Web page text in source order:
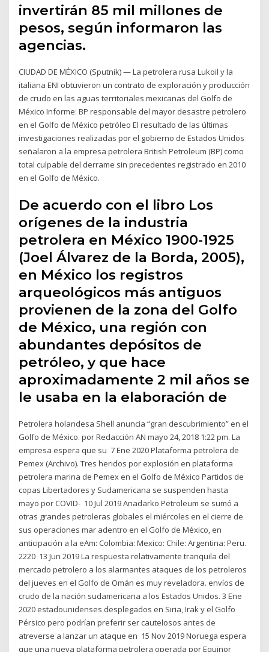
invertirán 85 mil millones de
pesos, según informaron las
agencias.
CIUDAD DE MÉXICO (Sputnik) — La petrolera rusa Lukoil y la
italiana ENI obtuvieron un contrato de exploración y producción
de crudo en las aguas territoriales mexicanas del Golfo de
México Informe: BP responsable del mayor desastre petrolero
en el Golfo de México petróleo El resultado de las últimas
investigaciones realizadas por el gobierno de Estados Unidos
señalaron a la empresa petrolera British Petroleum (BP) como
total culpable del derrame sin precedentes registrado en 2010
en el Golfo de México.
De acuerdo con el libro Los
orígenes de la industria
petrolera en México 1900-1925
(Joel Álvarez de la Borda, 2005),
en México los registros
arqueológicos más antiguos
provienen de la zona del Golfo
de México, una región con
abundantes depósitos de
petróleo, y que hace
aproximadamente 2 mil años se
le usaba en la elaboración de
Petrolera holandesa Shell anuncia “gran descubrimiento” en el
Golfo de México. por Redacción AN mayo 24, 2018 1:22 pm. La
empresa espera que su 7 Ene 2020 Plataforma petrolera de
Pemex (Archivo). Tres heridos por explosión en plataforma
petrolera marina de Pemex en el Golfo de México Partidos de
copas Libertadores y Sudamericana se suspenden hasta
mayo por COVID- 10 Jul 2019 Anadarko Petroleum se sumó a
otras grandes petroleras globales el miércoles en el cierre de
sus operaciones mar adentro en el Golfo de México, en
anticipación a la eAm: Colombia: Mexico: Chile: Argentina: Peru.
2220 13 Jun 2019 La respuesta relativamente tranquila del
mercado petrolero a los alarmantes ataques de los petroleros
del jueves en el Golfo de Omán es muy reveladora. envíos de
crudo de la nación sudamericana a los Estados Unidos. 3 Ene
2020 estadounidenses desplegados en Siria, Irak y el Golfo
Pérsico pero podrían preferir ser cautelosos antes de
atreverse a lanzar un ataque en 15 Nov 2019 Noruega espera
que una nueva plataforma petrolera operada por Equinor